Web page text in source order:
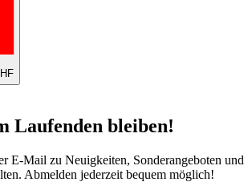
Laufenden bleiben!
E-Mail zu Neuigkeiten, Sonderangeboten und
Abmelden jederzeit bequem möglich!